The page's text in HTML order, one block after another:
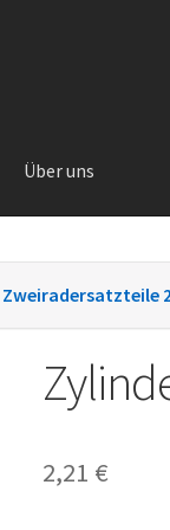
Über uns
Zweiradersatzteile
2,21 €